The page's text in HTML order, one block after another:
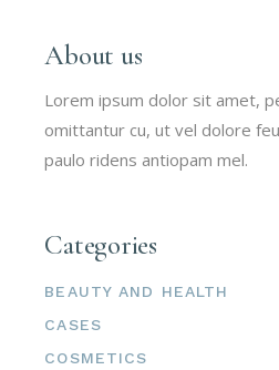
About us
Lorem ipsum dolor sit amet,
omittantur cu, ut vel dolore
paulo ridens antiopam mel.
Categories
BEAUTY AND HEALTH
CASES
COSMETICS